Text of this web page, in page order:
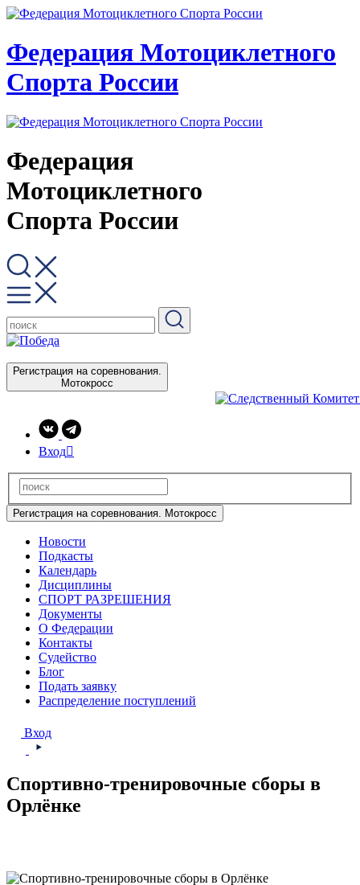
Федерация Мотоциклетного
Спорта России
Федерация
Мотоциклетного
Спорта России
Регистрация на соревнования.
Мотокросс
Вход
Регистрация на соревнования. Мотокросс
Новости
Подкасты
Календарь
Дисциплины
СПОРТ РАЗРЕШЕНИЯ
Документы
О Федерации
Контакты
Судейство
Блог
Подать заявку
Распределение поступлений
Вход
Спортивно-тренировочные сборы в
Орлёнке